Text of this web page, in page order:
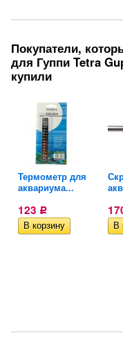
Покупатели,
для Гуппи Tetra
купили
Термометр для
аквариума...
123 Р